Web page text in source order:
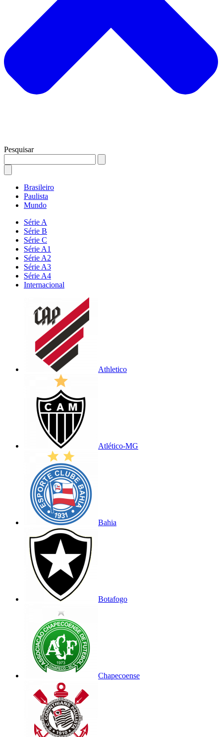
Pesquisar
Brasileiro
Paulista
Mundo
Série A
Série B
Série C
Série A1
Série A2
Série A3
Série A4
Internacional
Athletico
Atlético-MG
Bahia
Botafogo
Chapecoense